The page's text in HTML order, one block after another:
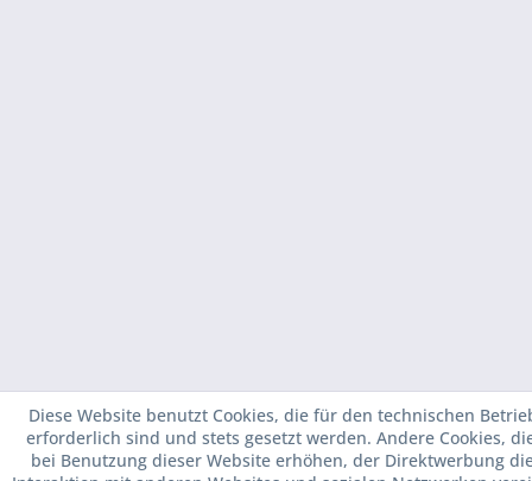
Diese Website benutzt Cookies, die für den technischen
erforderlich sind und stets gesetzt werden. Andere Cookies,
bei Benutzung dieser Website erhöhen, der Direktwerbung